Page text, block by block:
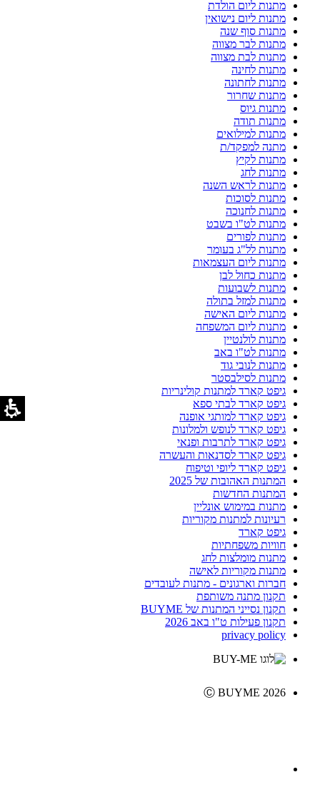
מתנות ליום הולדת
מתנות ליום נישואין
מתנות סוף שנה
מתנות לבר מצווה
מתנות לבת מצווה
מתנות לחינה
מתנות לחתונה
מתנות שחרור
מתנות גיוס
מתנות תודה
מתנות למילואים
מתנה למפקד/ת
מתנות לקיץ
מתנות לחג
מתנות לראש השנה
מתנות לסוכות
מתנות לחנוכה
מתנות לט"ו בשבט
מתנות לפורים
מתנות לל"ג בעומר
מתנות ליום העצמאות
מתנות כחול לבן
מתנות לשבועות
מתנות למזל בתולה
מתנות ליום האישה
מתנות ליום המשפחה
מתנות לולנטיין
מתנות לט"ו באב
מתנות לנובי גוד
מתנות לסילבסטר
גיפט קארד למתנות קולינריות
גיפט קארד לבתי ספא
גיפט קארד למותגי אופנה
גיפט קארד לנופש ולמלונות
גיפט קארד לתרבות ופנאי
גיפט קארד לסדנאות והעשרה
גיפט קארד ליופי וטיפוח
המתנות האהובות של 2025
המתנות החדשות
מתנות במימוש אונליין
רעיונות למתנות מקוריות
גיפט קארד
חוויות משפחתיות
מתנות מומלצות לחג
מתנות מקוריות לאישה
חברות וארגונים - מתנות לעובדים
תקנון מתנה משותפת
תקנון נסייני המתנות של BUYME
תקנון פעילות ט"ו באב 2026
privacy policy
Ⓒ BUYME 2026